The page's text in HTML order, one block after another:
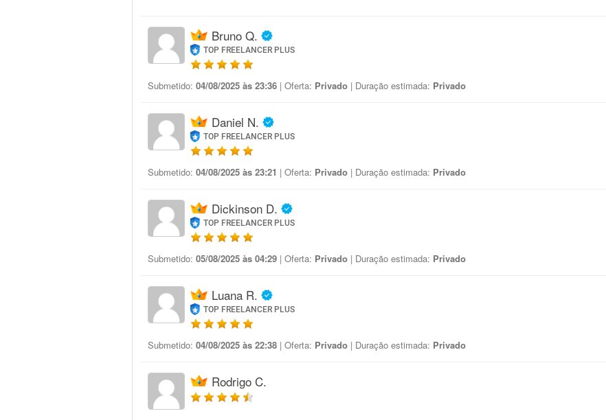
Bruno Q.
TOP FREELANCER PLUS
Submetido: 04/08/2025 às 23:36 | Oferta: Privado | Duração estimada: Privado
Daniel N.
TOP FREELANCER PLUS
Submetido: 04/08/2025 às 23:21 | Oferta: Privado | Duração estimada: Privado
Dickinson D.
TOP FREELANCER PLUS
Submetido: 05/08/2025 às 04:29 | Oferta: Privado | Duração estimada: Privado
Luana R.
TOP FREELANCER PLUS
Submetido: 04/08/2025 às 22:38 | Oferta: Privado | Duração estimada: Privado
Rodrigo C.